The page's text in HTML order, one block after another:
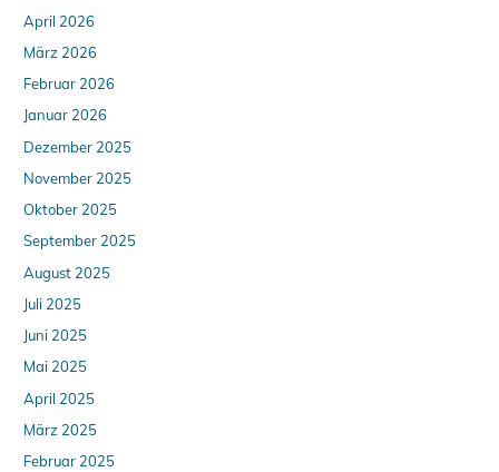
April 2026
März 2026
Februar 2026
Januar 2026
Dezember 2025
November 2025
Oktober 2025
September 2025
August 2025
Juli 2025
Juni 2025
Mai 2025
April 2025
März 2025
Februar 2025